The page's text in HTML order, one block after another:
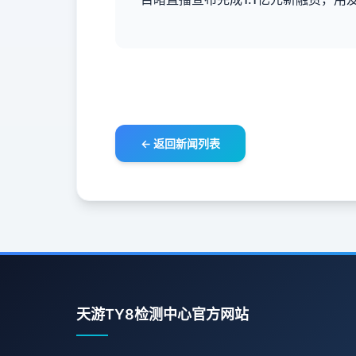
← 返回新闻列表
天游TY8检测中心官方网站